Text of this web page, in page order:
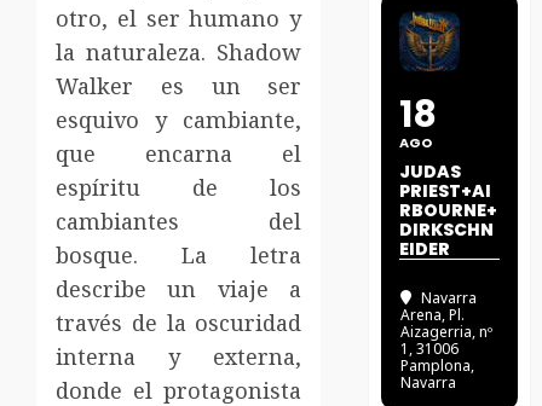
otro, el ser humano y
la naturaleza. Shadow
Walker es un ser
esquivo y cambiante,
que encarna el
espíritu de los
cambiantes del
bosque. La letra
describe un viaje a
través de la oscuridad
interna y externa,
donde el protagonista
18
AGO
JUDAS
PRIEST+AI
RBOURNE+
DIRKSCHN
EIDER
Navarra
Arena, Pl.
Aizagerria, nº
1, 31006
Pamplona,
Navarra